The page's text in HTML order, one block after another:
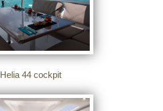
Helia 44 cockpit